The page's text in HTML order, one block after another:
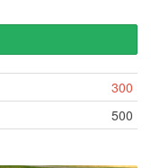
300
500